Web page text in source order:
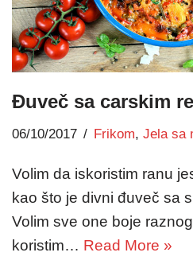
Đuveč sa carskim
06/10/2017 Frikom, Jela sa
Volim da iskoristim ranu
kao što je divni đuveč sa
Volim sve one boje
koristim… Read More »